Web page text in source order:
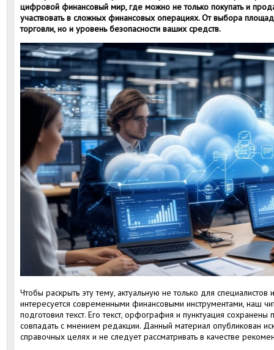
цифровой финансовый мир, где можно не только покупать и
участвовать в сложных финансовых операциях. От выбора
торговли, но и уровень безопасности ваших средств.
Чтобы раскрыть эту тему, актуальную не только для специалистов
интересуется современными финансовыми инструментами, наш
подготовил текст. Его текст, орфография и пунктуация
совпадать с мнением редакции. Данный материал опубликован
справочных целях и не следует рассматривать в качестве